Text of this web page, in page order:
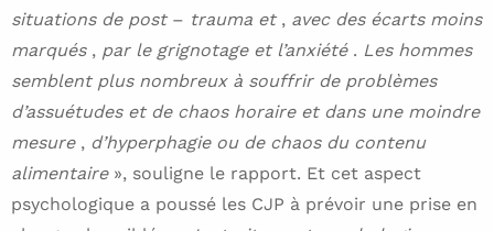
situations de post – trauma et , avec des écarts moins
marqués , par le grignotage et l’anxiété . Les hommes
semblent plus nombreux à souffrir de problèmes
d’assuétudes et de chaos horaire et dans une moindre
mesure , d’hyperphagie ou de chaos du contenu
alimentaire », souligne le rapport. Et cet aspect
psychologique a poussé les CJP à prévoir une prise en